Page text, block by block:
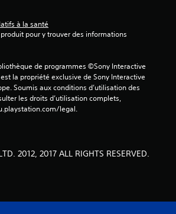
à la santé
de programmes ©Sony Interactive
la propriété exclusive de Sony Interactive
Soumis aux conditions d’utilisation des
les droits d’utilisation complets,
legal.
2012, 2017 ALL RIGHTS RESERVED.